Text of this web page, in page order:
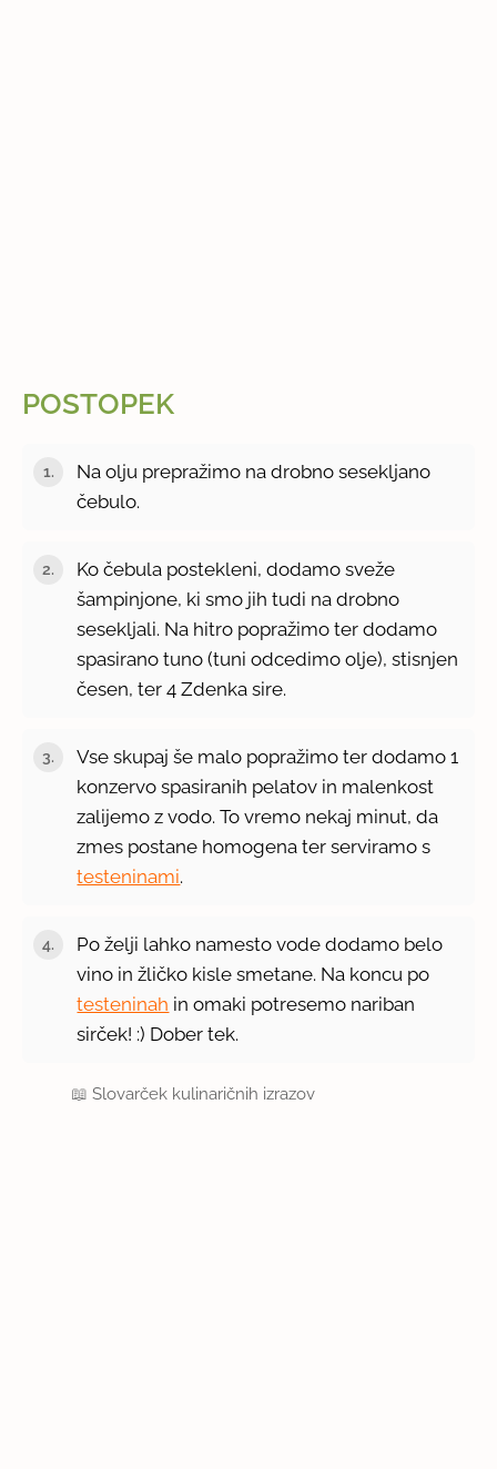
POSTOPEK
Na olju prepražimo na drobno sesekljano
čebulo.
Ko čebula postekleni, dodamo sveže
šampinjone, ki smo jih tudi na drobno
sesekljali. Na hitro popražimo ter dodamo
spasirano tuno (tuni odcedimo olje), stisnjen
česen, ter 4 Zdenka sire.
Vse skupaj še malo popražimo ter dodamo 1
konzervo spasiranih pelatov in malenkost
zalijemo z vodo. To vremo nekaj minut, da
zmes postane homogena ter serviramo s
testeninami.
Po želji lahko namesto vode dodamo belo
vino in žličko kisle smetane. Na koncu po
testeninah in omaki potresemo nariban
sirček! :) Dober tek.
📖Slovarček kulinaričnih izrazov